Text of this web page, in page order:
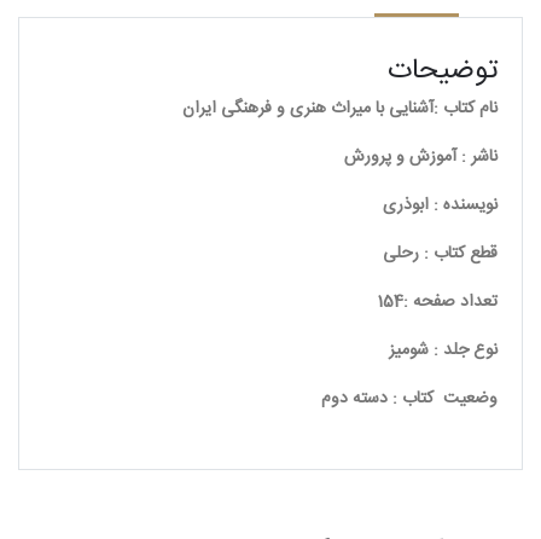
توضیحات
نام کتاب :آشنایی با میراث هنری و فرهنگی ایران
ناشر : آموزش و پرورش
نویسنده : ابوذری
قطع کتاب : رحلی
تعداد صفحه :154
نوع جلد : شومیز
وضعیت کتاب : دسته دوم